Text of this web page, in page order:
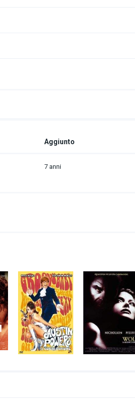
Aggiunto
7 anni